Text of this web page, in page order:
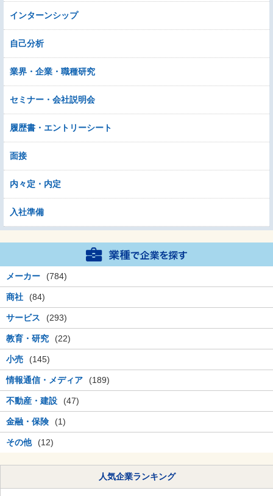
インターンシップ
自己分析
業界・企業・職種研究
セミナー・会社説明会
履歴書・エントリーシート
面接
内々定・内定
入社準備
メーカー (784)
商社 (84)
サービス (293)
教育・研究 (22)
小売 (145)
情報通信・メディア (189)
不動産・建設 (47)
金融・保険 (1)
その他 (12)
人気企業ランキング